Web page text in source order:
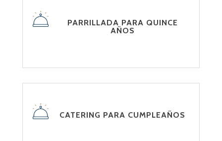
PARRILLADA PARA QUINCE
AÑOS
CATERING PARA CUMPLEAÑOS